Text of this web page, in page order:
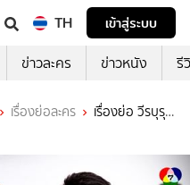
TH
เข้าสู่ระบบ
ข่าวละคร ข่าวหนัง รี
เรื่องย่อละคร
เรื่องย่อ วีรบุรุษ